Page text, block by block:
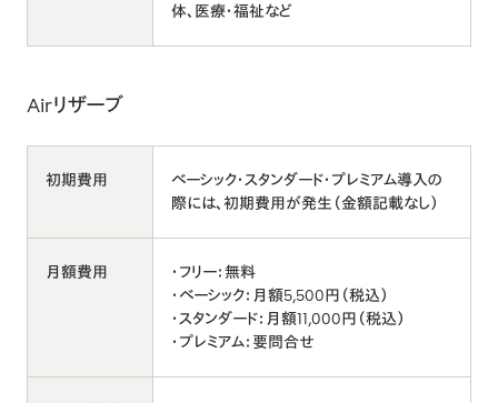
体、医療・福祉など
Airリザーブ
初期費用
ベーシック・スタンダード・プレミアム導入の
際には、初期費用が発生（金額記載なし）
月額費用
・フリー：無料
・ベーシック：月額5,500円（税込）
・スタンダード：月額11,000円（税込）
・プレミアム：要問合せ